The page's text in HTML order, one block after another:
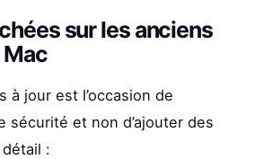
sur les anciens
Mac
à jour est l’occasion de
sécurité et non d’ajouter des
: